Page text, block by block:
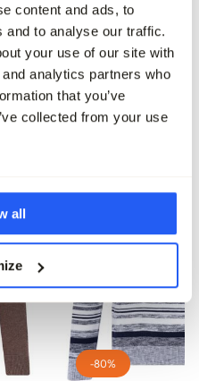
content and ads, to
and to analyse our traffic.
your use of our site with
analytics partners who
that you’ve
collected from your use
all
Campbell Coltrui
99,95
-80%